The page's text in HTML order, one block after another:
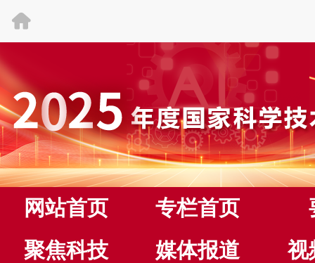
网站首页 专栏首页
聚焦科技
媒体报道 视